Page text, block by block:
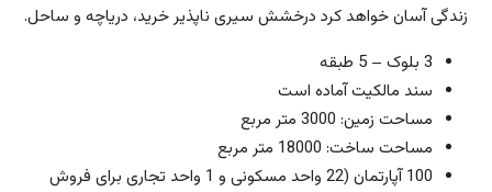
زندگی آسان خواهد کرد درخشش سیری ناپذیر خرید، دریاچه و ساحل.
3 بلوک – 5 طبقه
سند مالکیت آماده است
مساحت زمین: 3000 متر مربع
مساحت ساخت: 18000 متر مربع
100 آپارتمان (22 واحد مسکونی و 1 واحد تجاری برای فروش